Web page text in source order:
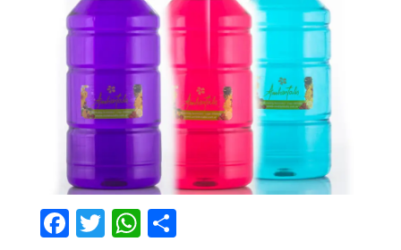
Facebook
TwitterWhatsApp